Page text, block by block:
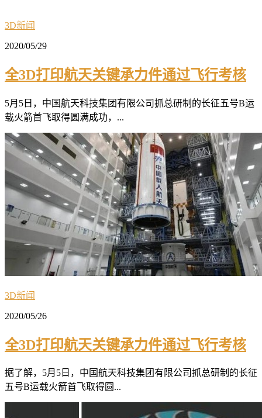
3D新闻
2020/05/29
全3D打印航天关键承力件通过飞行考核
5月5日，中国航天科技集团有限公司抓总研制的长征五号B运
载火箭首飞取得圆满成功，...
3D新闻
2020/05/26
全3D打印航天关键承力件通过飞行考核
据了解，5月5日，中国航天科技集团有限公司抓总研制的长征
五号B运载火箭首飞取得圆...